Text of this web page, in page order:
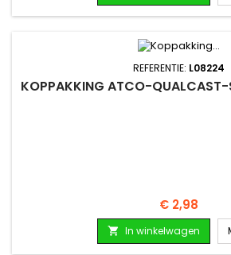
REFERENTIE: L08224
KOPPAKKING ATCO-
Prijs
€ 2,98
 In winkelwagen